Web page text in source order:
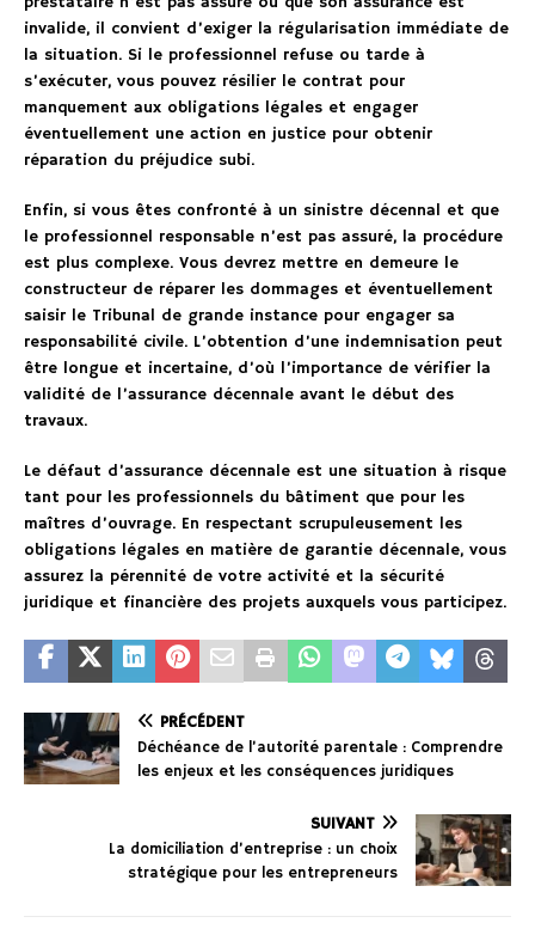
invalide, il convient d’exiger la régularisation immédiate de
la situation. Si le professionnel refuse ou tarde à
s’exécuter, vous pouvez résilier le contrat pour
manquement aux obligations légales et engager
éventuellement une action en justice pour obtenir
réparation du préjudice subi.
Enfin, si vous êtes confronté à un sinistre décennal et que
le professionnel responsable n’est pas assuré, la procédure
est plus complexe. Vous devrez mettre en demeure le
constructeur de réparer les dommages et éventuellement
saisir le Tribunal de grande instance pour engager sa
responsabilité civile. L’obtention d’une indemnisation peut
être longue et incertaine, d’où l’importance de vérifier la
validité de l’assurance décennale avant le début des
travaux.
Le défaut d’assurance décennale est une situation à risque
tant pour les professionnels du bâtiment que pour les
maîtres d’ouvrage. En respectant scrupuleusement les
obligations légales en matière de garantie décennale, vous
assurez la pérennité de votre activité et la sécurité
juridique et financière des projets auxquels vous participez.
PRÉCÉDENT
Déchéance de l’autorité parentale : Comprendre
les enjeux et les conséquences juridiques
SUIVANT
La domiciliation d’entreprise : un choix
stratégique pour les entrepreneurs